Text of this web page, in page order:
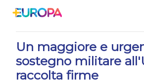
29/04/2023
Un maggiore e
sostegno militare
raccolta firme